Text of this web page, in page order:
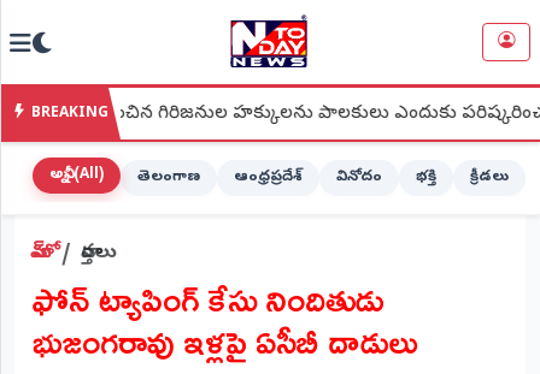
హోమ్
(Home)
STREAMING
లైవ్
(Live
BREAKING
గిరిజనుల హక్కులను పాలకులు ఎందుకు పరిష్కరించడం లేదు?
అన్నీ (All) తెలంగాణ ఆంధ్రప్రదేశ్ వినోదం భక్తి క్రీడలు
హోమ్ వార్తలు
ఫోన్ ట్యాపింగ్ కేసు నిందితుడు
భుజంగరావు ఇళ్లపై ఏసీబీ దాడులు